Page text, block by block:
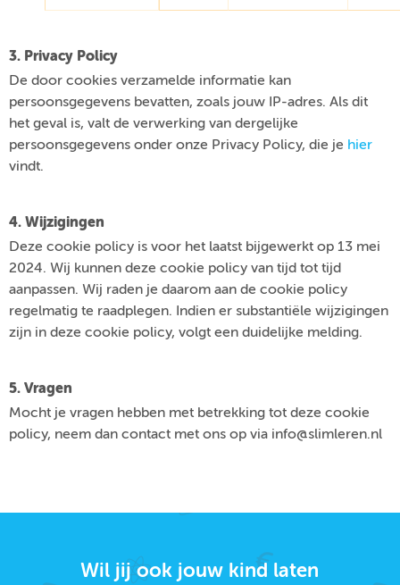
3. Privacy Policy
De door cookies verzamelde informatie kan
persoonsgegevens bevatten, zoals jouw IP-adres. Als dit
het geval is, valt de verwerking van dergelijke
persoonsgegevens onder onze Privacy Policy, die je hier
vindt.
4. Wijzigingen
Deze cookie policy is voor het laatst bijgewerkt op 13 mei
2024. Wij kunnen deze cookie policy van tijd tot tijd
aanpassen. Wij raden je daarom aan de cookie policy
regelmatig te raadplegen. Indien er substantiële wijzigingen
zijn in deze cookie policy, volgt een duidelijke melding.
5. Vragen
Mocht je vragen hebben met betrekking tot deze cookie
policy, neem dan contact met ons op via info@slimleren.nl
Wil jij ook jouw kind laten